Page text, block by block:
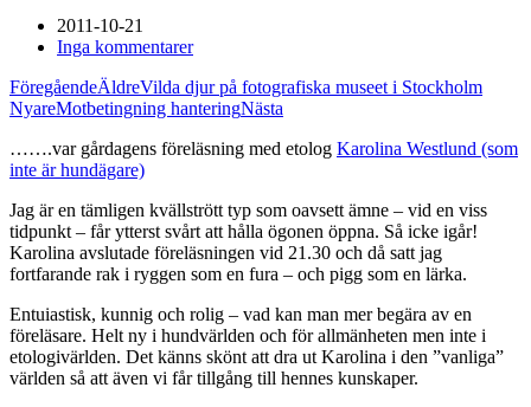
2011-10-21
Inga kommentarer
FöregåendeÄldreVilda djur på fotografiska museet i Stockholm
NyareMotbetingning hanteringNästa
…….var gårdagens föreläsning med etolog Karolina Westlund (som
inte är hundägare)
Jag är en tämligen kvällstrött typ som oavsett ämne – vid en viss
tidpunkt – får ytterst svårt att hålla ögonen öppna. Så icke igår!
Karolina avslutade föreläsningen vid 21.30 och då satt jag
fortfarande rak i ryggen som en fura – och pigg som en lärka.
Entuiastisk, kunnig och rolig – vad kan man mer begära av en
föreläsare. Helt ny i hundvärlden och för allmänheten men inte i
etologivärlden. Det känns skönt att dra ut Karolina i den ”vanliga”
världen så att även vi får tillgång till hennes kunskaper.